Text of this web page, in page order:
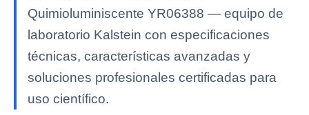
Quimioluminiscente YR06388 — equipo de
laboratorio Kalstein con especificaciones
técnicas, características avanzadas y
soluciones profesionales certificadas para
uso científico.